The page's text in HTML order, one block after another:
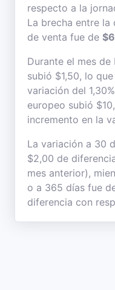
respecto a la
La brecha entre
de venta fue de
Durante el mes
subió $1,50, lo
variación del
europeo subió
incremento en la
La variación a 30
$2,00 de
mes anterior),
o a 365 días fue
diferencia con